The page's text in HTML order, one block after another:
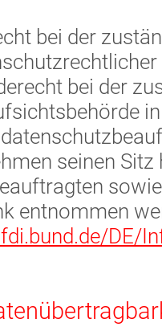
bei der
bei der
seinen Sitz
entnommen
DE/